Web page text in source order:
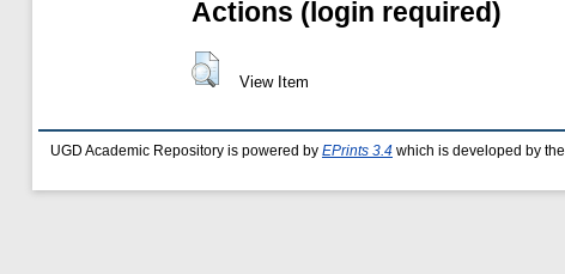
Actions (login required)
View Item
UGD Academic Repository is powered by EPrints 3.4 which is developed by the